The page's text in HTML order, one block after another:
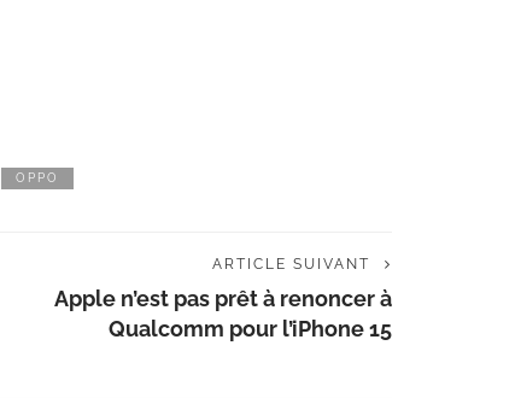
OPPO
ARTICLE SUIVANT
Apple n’est pas prêt à renoncer à
Qualcomm pour l’iPhone 15